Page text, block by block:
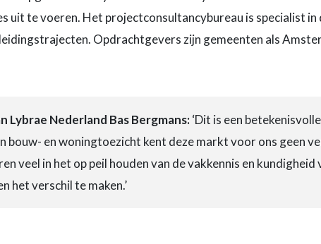
uit te voeren. Het projectconsultancybureau is specialist
Opdrachtgevers zijn gemeenten als
Nederland Bas Bergmans:‘Dit is een
bouw- en woningtoezicht kent deze markt voor ons geen
veel in het op peil houden van de vakkennis en
het verschil te maken.’